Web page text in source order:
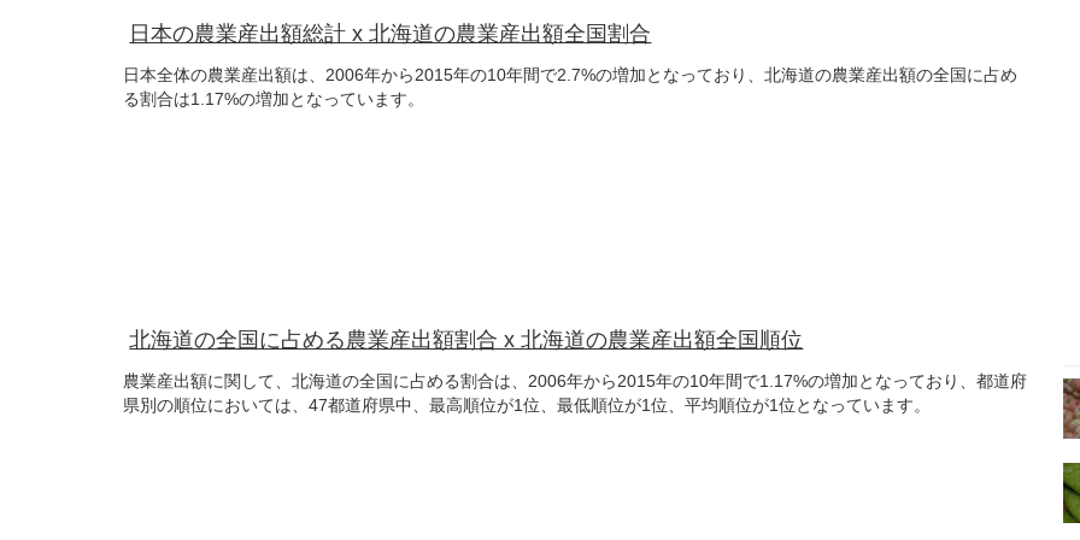
日本の農業産出額総計 x 北海道の農業産出額全国割合
日本全体の農業産出額は、2006年から2015年の10年間で2.7%の増加となっており、北海道の農業産出額の全国に占め
る割合は1.17%の増加となっています。
北海道の全国に占める農業産出額割合 x 北海道の農業産出額全国順位
農業産出額に関して、北海道の全国に占める割合は、2006年から2015年の10年間で1.17%の増加となっており、都道府
県別の順位においては、47都道府県中、最高順位が1位、最低順位が1位、平均順位が1位となっています。